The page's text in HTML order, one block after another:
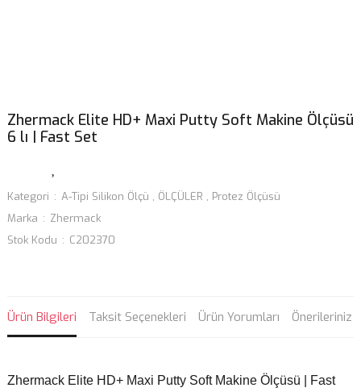
Zhermack Elite HD+ Maxi Putty Soft Makine Ölçüsü
6 lı | Fast Set
Kategori A-Tipi Silikon Ölçü , ÖLÇÜLER , Protez Ölçüsü
Marka
Zhermack
Stok Kodu
C202370
Ürün Bilgileri Taksit Seçenekleri Ürün Yorumları Önerileriniz
Zhermack Elite HD+ Maxi Putty Soft Makine Ölçüsü | Fast